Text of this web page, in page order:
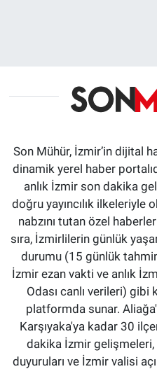
Son Mühür, İzmir’in dijital
dinamik yerel haber
anlık İzmir son dakika
doğru yayıncılık ilkeleriyle
nabzını tutan özel
sıra, İzmirlilerin günlük
durumu (15 günlük
İzmir ezan vakti ve anlık
Odası canlı verileri)
platformda sunar.
Karşıyaka'ya kadar 30
dakika İzmir
duyuruları ve İzmir valisi